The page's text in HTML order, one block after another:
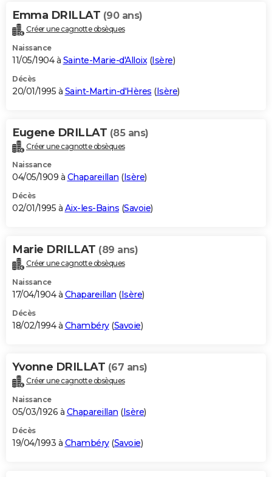
Emma DRILLAT (90 ans)
Créer une cagnotte obsèques
Naissance
11/05/1904 à Sainte-Marie-d'Alloix (Isère)
Décès
20/01/1995 à Saint-Martin-d'Hères (Isère)
Eugene DRILLAT (85 ans)
Créer une cagnotte obsèques
Naissance
04/05/1909 à Chapareillan (Isère)
Décès
02/01/1995 à Aix-les-Bains (Savoie)
Marie DRILLAT (89 ans)
Créer une cagnotte obsèques
Naissance
17/04/1904 à Chapareillan (Isère)
Décès
18/02/1994 à Chambéry(Savoie)
Yvonne DRILLAT (67 ans)
Créer une cagnotte obsèques
Naissance
05/03/1926 à Chapareillan (Isère)
Décès
19/04/1993 à Chambéry(Savoie)